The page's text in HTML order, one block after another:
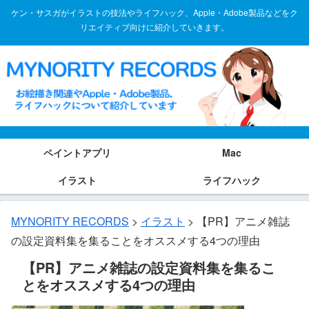
ケン・サスガがイラストの技法やライフハック、Apple・Adobe製品などをク
リエイティブ向けに紹介していきます。
ペイントアプリ
Mac
イラスト
ライフハック
MYNORITY RECORDS > イラスト >
【PR】アニメ雑誌
の設定資料集を集ることをオススメする4つの理由
【PR】アニメ雑誌の設定資料集を集るこ
とをオススメする4つの理由